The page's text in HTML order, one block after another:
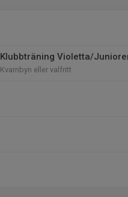
Klubbträning Violetta/
Kvarnbyn eller valfritt